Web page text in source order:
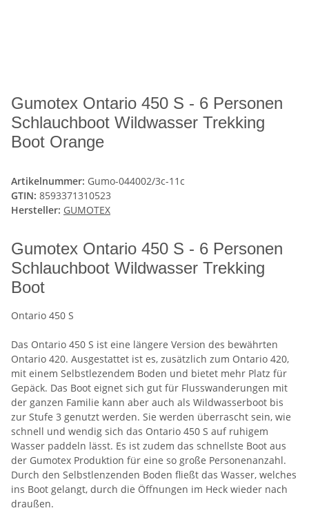
Gumotex Ontario 450 S - 6 Personen
Schlauchboot Wildwasser Trekking
Boot Orange
Artikelnummer: Gumo-044002/3c-11c
GTIN: 8593371310523
Hersteller: GUMOTEX
Gumotex Ontario 450 S - 6 Personen
Schlauchboot Wildwasser Trekking
Boot
Ontario 450 S
Das Ontario 450 S ist eine längere Version des bewährten
Ontario 420. Ausgestattet ist es, zusätzlich zum Ontario 420,
mit einem Selbstlezendem Boden und bietet mehr Platz für
Gepäck. Das Boot eignet sich gut für Flusswanderungen mit
der ganzen Familie kann aber auch als Wildwasserboot bis
zur Stufe 3 genutzt werden. Sie werden überrascht sein, wie
schnell und wendig sich das Ontario 450 S auf ruhigem
Wasser paddeln lässt. Es ist zudem das schnellste Boot aus
der Gumotex Produktion für eine so große Personenanzahl.
Durch den Selbstlenzenden Boden fließt das Wasser, welches
ins Boot gelangt, durch die Öffnungen im Heck wieder nach
draußen.